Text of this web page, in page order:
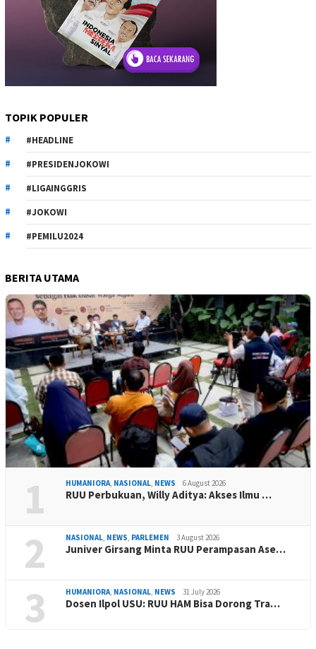
TOPIK POPULER
#HEADLINE
#PRESIDENJOKOWI
#LIGAINGGRIS
#JOKOWI
#PEMILU2024
BERITA UTAMA
1 HUMANIORA, NASIONAL, NEWS 6 August 2026
RUU Perbukuan, Willy Aditya: Akses Ilmu …
2 NASIONAL, NEWS, PARLEMEN 3 August 2026
Juniver Girsang Minta RUU Perampasan Ase…
3 HUMANIORA, NASIONAL, NEWS 31 July 2026
Dosen Ilpol USU: RUU HAM Bisa Dorong Tra…